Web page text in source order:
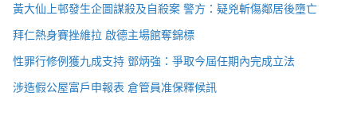
黃大仙上邨發生企圖謀殺及自殺案 警方：疑兇斬傷鄰居後墮亡
拜仁熱身賽挫維拉 啟德主場館奪錦標
性罪行修例獲九成支持 鄧炳強：爭取今屆任期內完成立法
涉造假公屋富戶申報表 倉管員准保釋候訊